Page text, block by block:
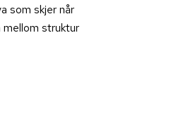
som skjer når
struktur